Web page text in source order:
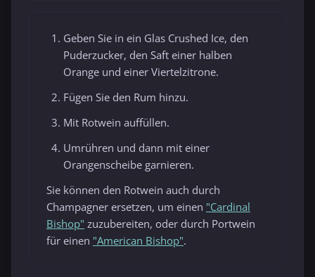
Geben Sie in ein Glas Crushed Ice, den
Puderzucker, den Saft einer halben
Orange und einer Viertelzitrone.
Fügen Sie den Rum hinzu.
Mit Rotwein auffüllen.
Umrühren und dann mit einer
Orangenscheibe garnieren.
Sie können den Rotwein auch durch
Champagner ersetzen, um einen "Cardinal
Bishop" zuzubereiten, oder durch Portwein
für einen "American Bishop".